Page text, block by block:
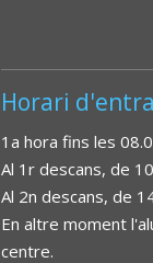
Horari
1a hora fins les
Al 1r descans, de
Al 2n descans, de
En altre moment
centre.